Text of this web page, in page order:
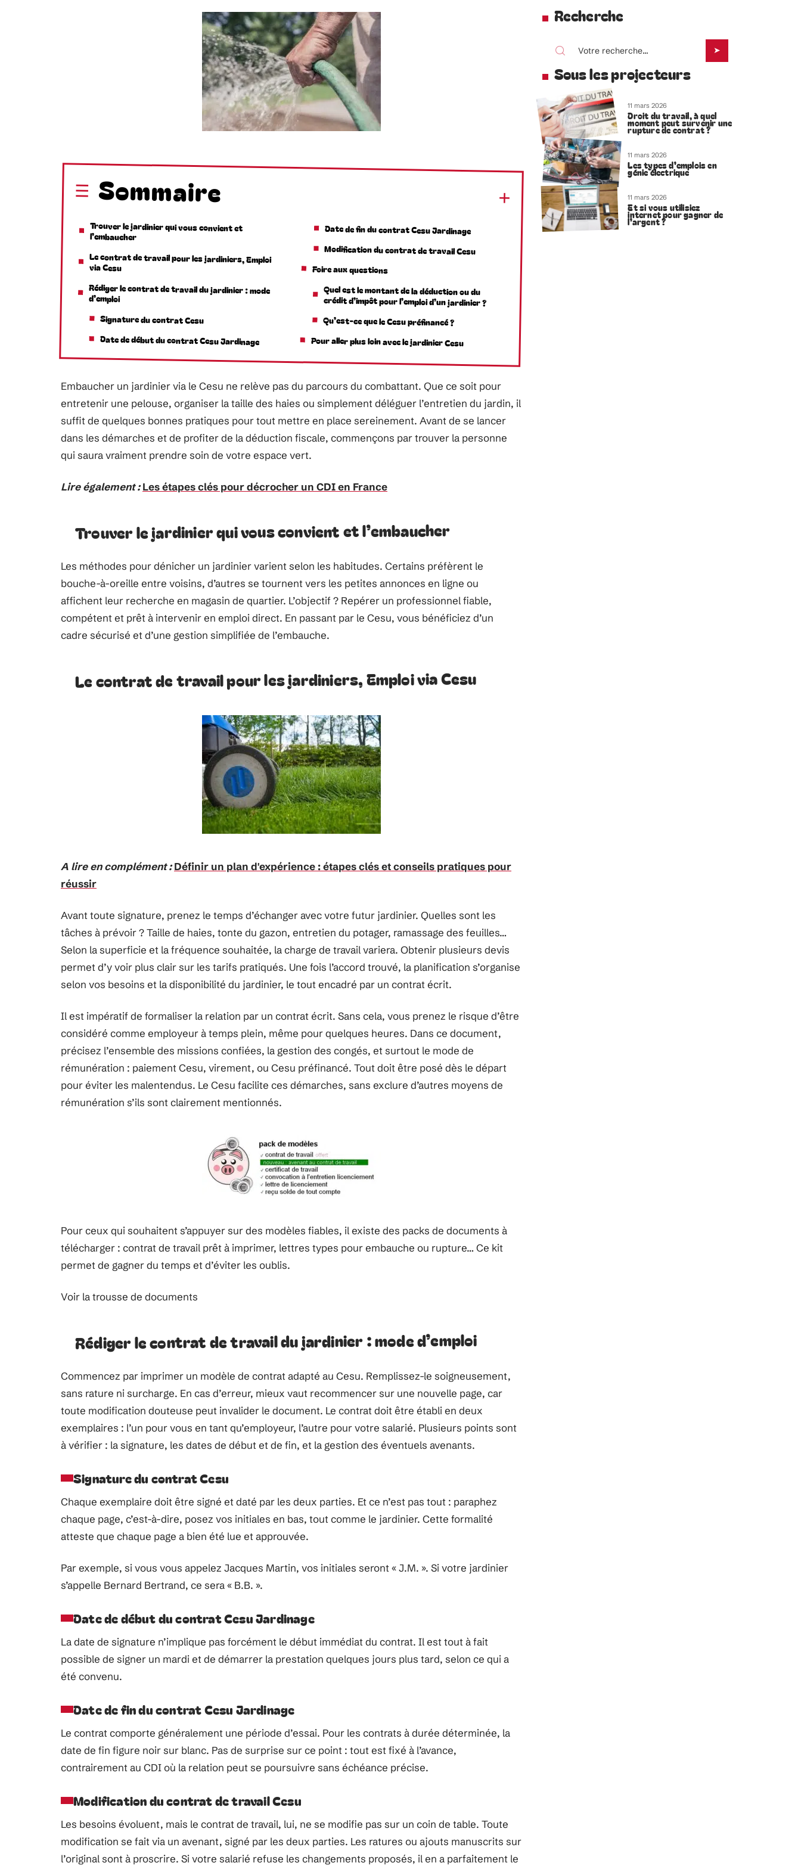
Sommaire
Trouver le jardinier qui vous convient et
l’embaucher
Le contrat de travail pour les jardiniers, Emploi
via Cesu
Rédiger le contrat de travail du jardinier : mode
d’emploi
Signature du contrat Cesu
Date de début du contrat Cesu Jardinage
Date de fin du contrat Cesu Jardinage
Modification du contrat de travail Cesu
Foire aux questions
Quel est le montant de la déduction ou du
crédit d’impôt pour l’emploi d’un jardinier ?
Qu’est-ce que le Cesu préfinancé ?
Pour aller plus loin avec le jardinier Cesu
Embaucher un jardinier via le Cesu ne relève pas du parcours du combattant. Que ce soit pour
entretenir une pelouse, organiser la taille des haies ou simplement déléguer l’entretien du jardin, il
suffit de quelques bonnes pratiques pour tout mettre en place sereinement. Avant de se lancer
dans les démarches et de profiter de la déduction fiscale, commençons par trouver la personne
qui saura vraiment prendre soin de votre espace vert.
Lire également : Les étapes clés pour décrocher un CDI en France
Trouver le jardinier qui vous convient et l’embaucher
Les méthodes pour dénicher un jardinier varient selon les habitudes. Certains préfèrent le
bouche-à-oreille entre voisins, d’autres se tournent vers les petites annonces en ligne ou
affichent leur recherche en magasin de quartier. L’objectif ? Repérer un professionnel fiable,
compétent et prêt à intervenir en emploi direct. En passant par le Cesu, vous bénéficiez d’un
cadre sécurisé et d’une gestion simplifiée de l’embauche.
Le contrat de travail pour les jardiniers, Emploi via Cesu
A lire en complément : Définir un plan d'expérience : étapes clés et conseils pratiques pour
réussir
Avant toute signature, prenez le temps d’échanger avec votre futur jardinier. Quelles sont les
tâches à prévoir ? Taille de haies, tonte du gazon, entretien du potager, ramassage des feuilles…
Selon la superficie et la fréquence souhaitée, la charge de travail variera. Obtenir plusieurs devis
permet d’y voir plus clair sur les tarifs pratiqués. Une fois l’accord trouvé, la planification s’organise
selon vos besoins et la disponibilité du jardinier, le tout encadré par un contrat écrit.
Il est impératif de formaliser la relation par un contrat écrit. Sans cela, vous prenez le risque d’être
considéré comme employeur à temps plein, même pour quelques heures. Dans ce document,
précisez l’ensemble des missions confiées, la gestion des congés, et surtout le mode de
rémunération : paiement Cesu, virement, ou Cesu préfinancé. Tout doit être posé dès le départ
pour éviter les malentendus. Le Cesu facilite ces démarches, sans exclure d’autres moyens de
rémunération s’ils sont clairement mentionnés.
Pour ceux qui souhaitent s’appuyer sur des modèles fiables, il existe des packs de documents à
télécharger : contrat de travail prêt à imprimer, lettres types pour embauche ou rupture… Ce kit
permet de gagner du temps et d’éviter les oublis.
Voir la trousse de documents
Rédiger le contrat de travail du jardinier : mode d’emploi
Commencez par imprimer un modèle de contrat adapté au Cesu. Remplissez-le soigneusement,
sans rature ni surcharge. En cas d’erreur, mieux vaut recommencer sur une nouvelle page, car
toute modification douteuse peut invalider le document. Le contrat doit être établi en deux
exemplaires : l’un pour vous en tant qu’employeur, l’autre pour votre salarié. Plusieurs points sont
à vérifier : la signature, les dates de début et de fin, et la gestion des éventuels avenants.
Signature du contrat Cesu
Chaque exemplaire doit être signé et daté par les deux parties. Et ce n’est pas tout : paraphez
chaque page, c’est-à-dire, posez vos initiales en bas, tout comme le jardinier. Cette formalité
atteste que chaque page a bien été lue et approuvée.
Par exemple, si vous vous appelez Jacques Martin, vos initiales seront « J.M. ». Si votre jardinier
s’appelle Bernard Bertrand, ce sera « B.B. ».
Date de début du contrat Cesu Jardinage
La date de signature n’implique pas forcément le début immédiat du contrat. Il est tout à fait
possible de signer un mardi et de démarrer la prestation quelques jours plus tard, selon ce qui a
été convenu.
Date de fin du contrat Cesu Jardinage
Le contrat comporte généralement une période d’essai. Pour les contrats à durée déterminée, la
date de fin figure noir sur blanc. Pas de surprise sur ce point : tout est fixé à l’avance,
contrairement au CDI où la relation peut se poursuivre sans échéance précise.
Modification du contrat de travail Cesu
Les besoins évoluent, mais le contrat de travail, lui, ne se modifie pas sur un coin de table. Toute
modification se fait via un avenant, signé par les deux parties. Les ratures ou ajouts manuscrits sur
l’original sont à proscrire. Si votre salarié refuse les changements proposés, il en a parfaitement le
Recherche
Sous les projecteurs
11 mars 2026
Droit du travail, à quel
moment peut survenir une
rupture de contrat ?
11 mars 2026
Les types d’emplois en
génie électrique
11 mars 2026
Et si vous utilisiez
internet pour gagner de
l’argent ?